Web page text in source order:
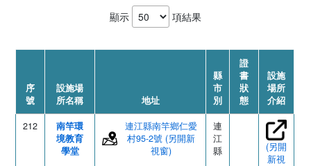
顯示 項結果
序
號
設施場
所名稱
地址
縣
市
別
證
書
狀
態
設施
場所
介紹
212
南竿環
境教育
學堂
連江縣南竿鄉仁愛
村95-2號 (另開新
視窗)
連
江
縣
(另開
新視